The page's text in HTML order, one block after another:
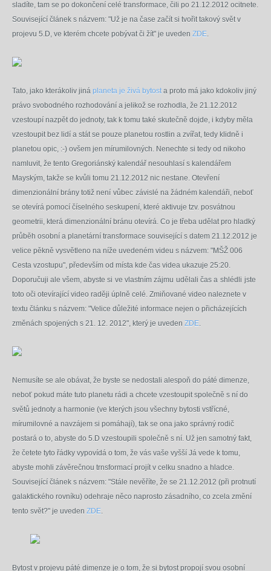
sladíte, tam se po dokončení celé transformace, čili po 21.12.2012 ocitnete.
Související článek s názvem: "Už je na čase začít si tvořit takový svět v
projevu 5.D, ve kterém chcete pobývat či žít" je uveden ZDE.
Tato, jako kterákoliv jiná planeta je živá bytosta proto má jako kdokoliv jiný
právo svobodného rozhodování a jelikož se rozhodla, že 21.12.2012
vzestoupí nazpět do jednoty, tak k tomu také skutečně dojde, i kdyby měla
vzestoupit bez lidí a stát se pouze planetou rostlin a zvířat, tedy klidně i
planetou opic, :-) ovšem jen mírumilovných. Nenechte si tedy od nikoho
namluvit, že tento Gregoriánský kalendář nesouhlasí s kalendářem
Mayským, takže se kvůli tomu 21.12.2012 nic nestane. Otevření
dimenzionální brány totiž není vůbec závislé na žádném kalendáři, neboť
se otevírá pomocí číselného seskupení, které aktivuje tzv. posvátnou
geometrii, která dimenzionální bránu otevírá. Co je třeba udělat pro hladký
průběh osobní a planetární transformace související s datem 21.12.2012 je
velice pěkně vysvětleno na níže uvedeném videu s názvem: "MŠŽ 006
Cesta vzostupu", především od místa kde čas videa ukazuje 25:20.
Doporučuji ale všem, abyste si ve vlastním zájmu udělali čas a shlédli jste
toto oči otevírající video raději úplně celé. Zmiňované video naleznete v
textu článku s názvem: "Velice důležité informace nejen o přicházejících
změnách spojených s 21. 12. 2012", který je uveden ZDE.
Nemusíte se ale obávat, že byste se nedostali alespoň do páté dimenze,
neboť pokud máte tuto planetu rádi a chcete vzestoupit společně s ní do
světů jednoty a harmonie (ve kterých jsou všechny bytosti vstřícné,
mírumilovné a navzájem si pomáhají), tak se ona jako správný rodič
postará o to, abyste do 5.D vzestoupili společně s ní. Už jen samotný fakt,
že četete tyto řádky vypovídá o tom, že vás vaše vyšší Já vede k tomu,
abyste mohli závěrečnou trnsformací projít v celku snadno a hladce.
Související článek s názvem: "Stále nevěříte, že se 21.12.2012 (při protnutí
galaktického rovníku) odehraje něco naprosto zásadního, co zcela změní
tento svět?" je uveden ZDE.
Bytost v projevu páté dimenze je o tom, že si bytost propojí svou osobní